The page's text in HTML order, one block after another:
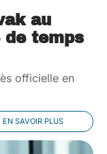
au
de temps
officielle en
EN SAVOIR PLUS